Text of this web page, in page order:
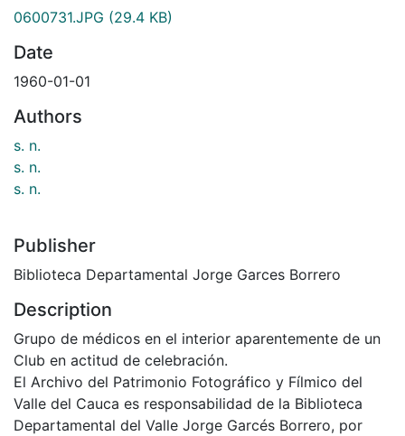
0600731.JPG (29.4 KB)
Date
1960-01-01
Authors
s. n.
s. n.
s. n.
Publisher
Biblioteca Departamental Jorge Garces Borrero
Description
Grupo de médicos en el interior aparentemente de un
Club en actitud de celebración.
El Archivo del Patrimonio Fotográfico y Fílmico del
Valle del Cauca es responsabilidad de la Biblioteca
Departamental del Valle Jorge Garcés Borrero, por